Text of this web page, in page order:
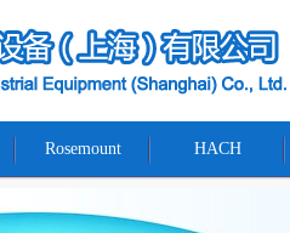
Rosemount HACH